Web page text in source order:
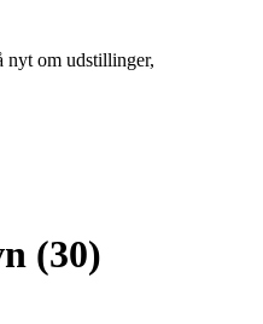
om udstillinger,
(30)